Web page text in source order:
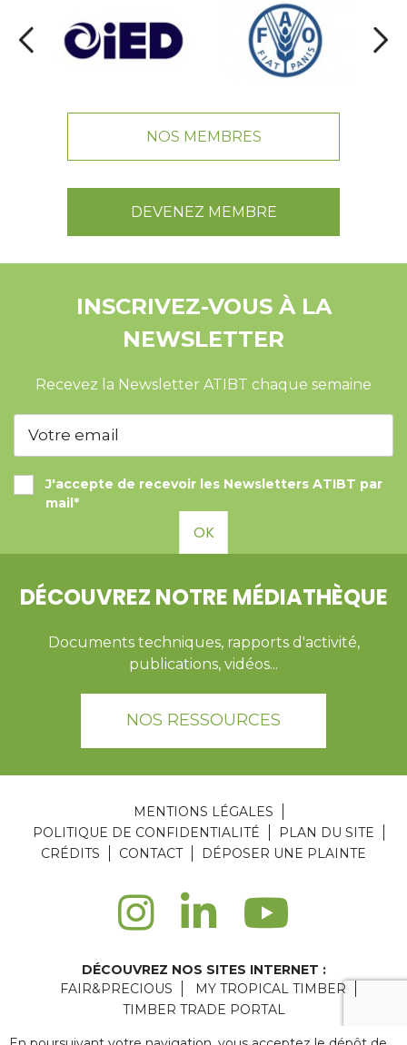
NOS MEMBRES
DEVENEZ MEMBRE
INSCRIVEZ-VOUS À LA
NEWSLETTER
Recevez la Newsletter ATIBT chaque semaine
J'accepte de recevoir les Newsletters ATIBT par
mail*
OK
DÉCOUVREZ NOTRE MÉDIATHÈQUE
Documents techniques, rapports d'activité,
publications, vidéos...
NOS RESSOURCES
MENTIONS LÉGALES
POLITIQUE DE CONFIDENTIALITÉ
PLAN DU SITE
CRÉDITS
CONTACT DÉPOSER UNE PLAINTE
DÉCOUVREZ NOS SITES INTERNET :
FAIR&PRECIOUS
MY TROPICAL TIMBER
TIMBER TRADE PORTAL